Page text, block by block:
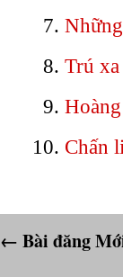
Trú xa
Chấn
← Bài đăng